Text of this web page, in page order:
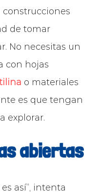
construcciones
de tomar
No necesitas un
con hojas
o materiales
es que tengan
explorar.
abiertas
así”, intenta